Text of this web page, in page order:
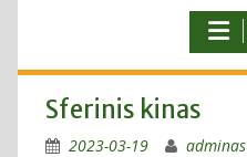
Sferinis kinas
2023-03-19 adminas